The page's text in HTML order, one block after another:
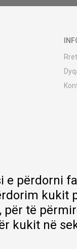
përdorni
kukit
të
kukit në